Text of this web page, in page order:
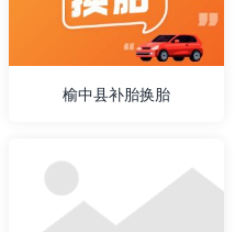
榆中县补胎换胎